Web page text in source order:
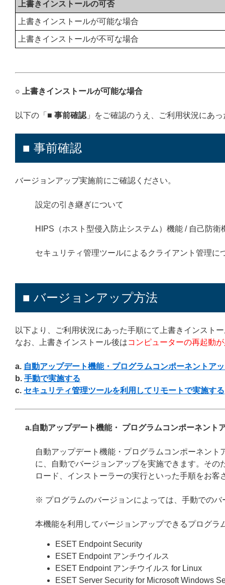
上書きインストールの可否
上書きインストールが可能な場合
上書きインストールが不可な場合
○ 上書きインストールが可能な場合
以下の「 ■ 事前確認 」をご確認のうえ、ご利用状況にあっ
■ 事前確認
バージョンアップ実施前にご確認ください。
設定の引き継ぎについて
HIPS（ホスト型侵入防止システム）機能 / 自己防衛
セキュリティ管理ツールによるクライアント管理に
■ バージョンアップ方法
以下より、ご利用状況にあった手順にて上書きインスト
なお、上書きインストール後はコンピューターの再起動
a. 自動アップデート機能・プログラムコンポーネントア
b. 手動で実施する
c. セキュリティ管理ツールを利用してリモートで実施する
a.自動アップデート機能・ プログラムコンポーネント
自動アップデート機能・プログラムコンポーネン
に、自動でバージョンアップを実施できます。そ
ロード、インストーラーの実行といった手順をお客
※ プログラムのバージョンによっては、手動での
本機能を利用してバージョンアップできるプログラ
ESET Endpoint Security
ESET Endpoint アンチウイルス
ESET Endpoint アンチウイルス for Linux
ESET Server Security for Microsoft Windows